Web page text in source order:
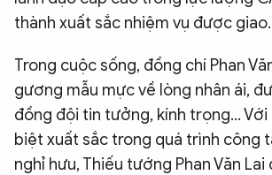
thành xuất sắc nhiệm vụ được
Trong cuộc sống, đồng chí Phan
gương mẫu mực về lòng nhân ái,
đồng đội tin tưởng, kính trọng...
biệt xuất sắc trong quá trình công
nghỉ hưu, Thiếu tướng Phan Văn